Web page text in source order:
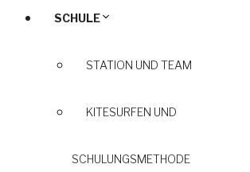
SCHULE
STATION UND TEAM
KITESURFEN UND
SCHULUNGSMETHODE